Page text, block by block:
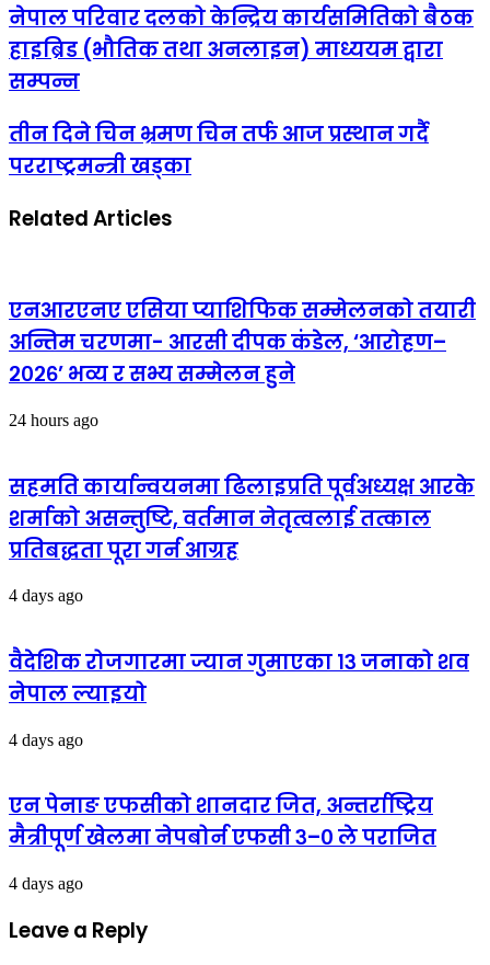
नेपाल परिवार दलको केन्द्रिय कार्यसमितिको बैठक
हाइब्रिड (भौतिक तथा अनलाइन) माध्ययम द्वारा
सम्पन्न
तीन दिने चिन भ्रमण चिन तर्फ आज प्रस्थान गर्दै
परराष्ट्रमन्त्री खड्का
Related Articles
एनआरएनए एसिया प्याशिफिक सम्मेलनको तयारी
अन्तिम चरणमा- आरसी दीपक कंडेल, ‘आरोहण–
२०२६’ भव्य र सभ्य सम्मेलन हुने
24 hours ago
सहमति कार्यान्वयनमा ढिलाइप्रति पूर्वअध्यक्ष आरके
शर्माको असन्तुष्टि, वर्तमान नेतृत्वलाई तत्काल
प्रतिबद्धता पूरा गर्न आग्रह
4 days ago
वैदेशिक रोजगारमा ज्यान गुमाएका १३ जनाको शव
नेपाल ल्याइयो
4 days ago
एन पेनाङ एफसीको शानदार जित, अन्तर्राष्ट्रिय
मैत्रीपूर्ण खेलमा नेपबोर्न एफसी ३–० ले पराजित
4 days ago
Leave a Reply